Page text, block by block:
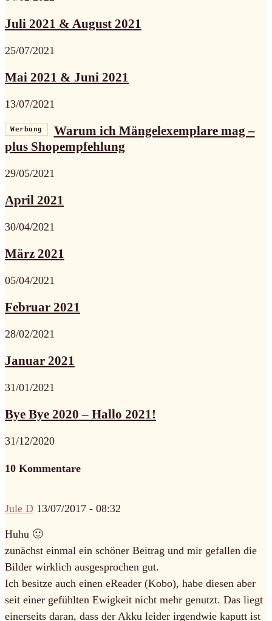
Juli 2021 & August 2021
25/07/2021
Mai 2021 & Juni 2021
13/07/2021
Werbung
Warum ich Mängelexemplare mag –
plus Shopempfehlung
29/05/2021
April 2021
30/04/2021
März 2021
05/04/2021
Februar 2021
28/02/2021
Januar 2021
31/01/2021
Bye Bye 2020 – Hallo 2021!
31/12/2020
10 Kommentare
Jule D 13/07/2017 - 08:32
Huhu 🙂
zunächst einmal ein schöner Beitrag und mir gefallen die
Bilder wirklich ausgesprochen gut.
Ich besitze auch einen eReader (Kobo), habe diesen aber
seit einer gefühlten Ewigkeit nicht mehr genutzt. Das liegt
einerseits daran, dass der Akku leider irgendwie kaputt ist